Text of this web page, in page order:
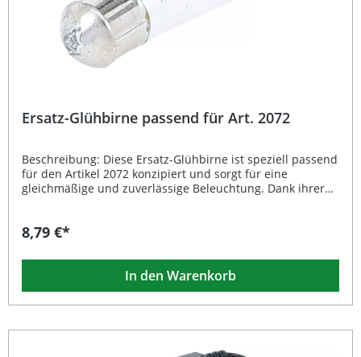
Ersatz-Glühbirne passend für Art. 2072
Beschreibung: Diese Ersatz-Glühbirne ist speziell passend
für den Artikel 2072 konzipiert und sorgt für eine
gleichmäßige und zuverlässige Beleuchtung. Dank ihrer
defekte oder schwache Leuchtmittel effizient. Die
eine praktische und sichere Lagerung ermöglicht. Präzise
gefertigt – passend für Art. 2072 Geringes Gewicht (nur 1
g) für einfaches Handling Hohe Zuverlässigkeit und lange
Lebensdauer Platzsparende Verpackung, auch für
Beleuchtungsanwendungen Lieferumfang: 1x Ersatz-
Glühbirne passend für Art. 2072
8,79 €*
In den Warenkorb